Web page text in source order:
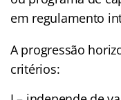
em regulamento
A progressão
critérios: